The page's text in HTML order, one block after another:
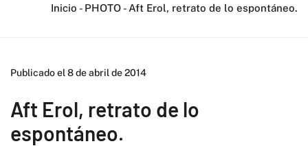
Inicio - PHOTO - Aft Erol, retrato de lo espontáneo.
Publicado el 8 de abril de 2014
Aft Erol, retrato de lo
espontáneo.